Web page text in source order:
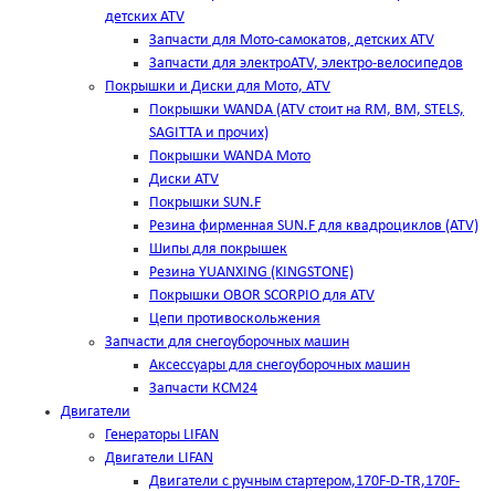
детских ATV
Запчасти для Мото-самокатов, детских ATV
Запчасти для электроATV, электро-велосипедов
Покрышки и Диски для Мото, ATV
Покрышки WANDA (АТV стоит на RM, BM, STELS,
SAGITTA и прочих)
Покрышки WANDA Мото
Диски ATV
Покрышки SUN.F
Резина фирменная SUN.F для квадроциклов (АТV)
Шипы для покрышек
Резина YUANXING (KINGSTONE)
Покрышки OBOR SCORPIO для ATV
Цепи противоскольжения
Запчасти для снегоуборочных машин
Аксессуары для снегоуборочных машин
Запчасти КСМ24
Двигатели
Генераторы LIFAN
Двигатели LIFAN
Двигатели с ручным стартером,170F-D-TR,170F-